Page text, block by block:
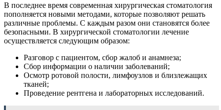
В последнее время современная хирургическая стоматология
пополняется новыми методами, которые позволяют решать
различные проблемы. С каждым разом они становятся более
безопасными. В хирургической стоматологии лечение
осуществляется следующим образом:
Разговор с пациентом, сбор жалоб и анамнеза;
Сбор информации о наличии заболеваний;
Осмотр ротовой полости, лимфоузлов и близлежащих
тканей;
Проведение рентгена и лабораторных исследований.